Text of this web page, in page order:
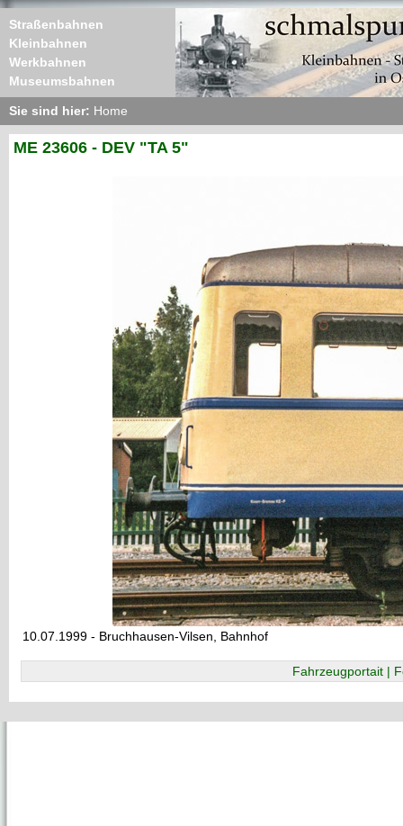
Straßenbahnen
Kleinbahnen
Werkbahnen
Museumsbahnen
Sie sind hier: Home
ME 23606 - DEV "TA 5"
10.07.1999 - Bruchhausen-Vilsen, Bahnhof
Fahrzeugportait |